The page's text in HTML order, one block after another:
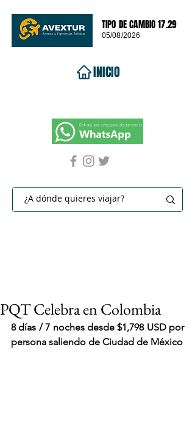
TIPO DE CAMBIO 17.29
05/08/2026
INICIO
PQT Celebra en Colombia
8 días / 7 noches desde $1,798 USD por
persona saliendo de Ciudad de México